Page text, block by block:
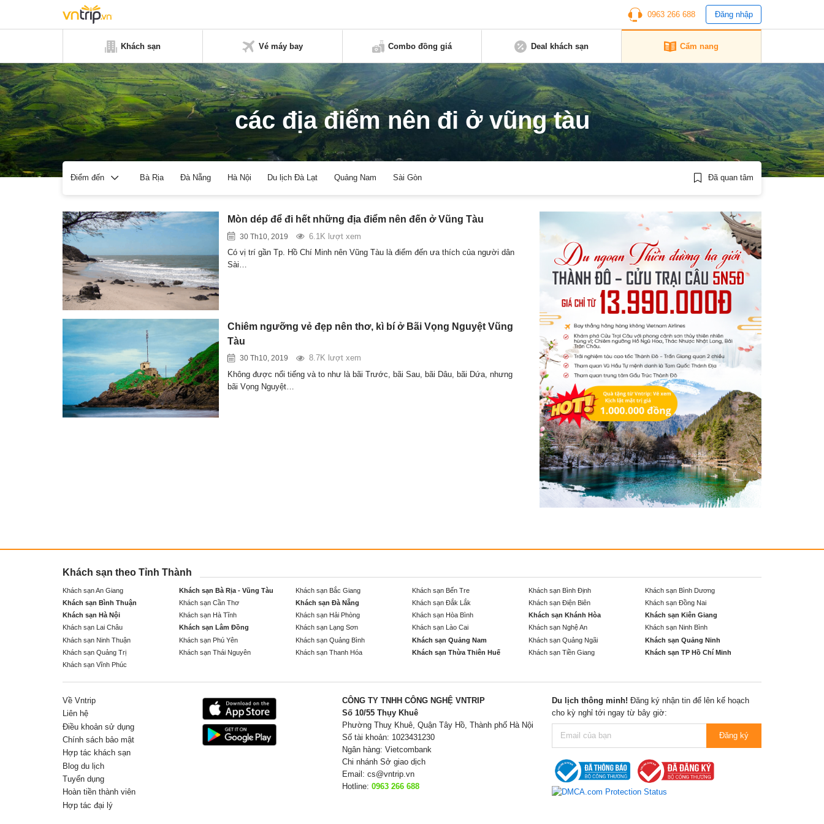
0963 266 688 Đăng nhập
Khách sạn Vé máy bay Combo đồng giá Deal khách sạn Cẩm nang
các địa điểm nên đi ở vũng tàu
Điểm đến Bà Rịa Đà Nẵng Hà Nội Du lịch Đà Lạt Quảng Nam Sài Gòn Đã quan tâm
Mòn dép để đi hết những địa điểm nên đến ở Vũng Tàu
30 Th10, 2019
6.1K lượt xem
Có vị trí gần Tp. Hồ Chí Minh nên Vũng Tàu là điểm đến ưa thích của người dân
Sài…
Chiêm ngưỡng vẻ đẹp nên thơ, kì bí ở Bãi Vọng Nguyệt Vũng
Tàu
30 Th10, 2019
8.7K lượt xem
Không được nổi tiếng và to như là bãi Trước, bãi Sau, bãi Dâu, bãi Dứa, nhưng
bãi Vọng Nguyệt…
Khách sạn theo Tỉnh Thành
Khách sạn An Giang Khách sạn Bà Rịa - Vũng Tàu Khách sạn Bắc Giang Khách sạn Bến Tre Khách sạn Bình Định
Khách sạn Bình Dương
Khách sạn Bình Thuận
Khách sạn Cần Thơ Khách sạn Đà Nẵng Khách sạn Đắk Lắk Khách sạn Điện Biên
Khách sạn Đồng Nai
Khách sạn Hà Nội
Khách sạn Hà Tĩnh Khách sạn Hải Phòng Khách sạn Hòa Bình Khách sạn Khánh Hòa
Khách sạn Kiên Giang
Khách sạn Lai Châu
Khách sạn Lâm Đồng Khách sạn Lạng Sơn Khách sạn Lào Cai Khách sạn Nghệ An
Khách sạn Ninh Bình
Khách sạn Ninh Thuận
Khách sạn Phú Yên Khách sạn Quảng Bình Khách sạn Quảng Nam Khách sạn Quảng Ngãi
Khách sạn Quảng Ninh
Khách sạn Quảng Trị
Khách sạn Thái Nguyên Khách sạn Thanh Hóa Khách sạn Thừa Thiên Huế Khách sạn Tiền Giang
Khách sạn TP Hồ Chí Minh
Khách sạn Vĩnh Phúc
Về Vntrip
Liên hệ
Điều khoản sử dụng
Chính sách bảo mật
Hợp tác khách sạn
Blog du lịch
Tuyển dụng
Hoàn tiền thành viên
Hợp tác đại lý
CÔNG TY TNHH CÔNG NGHỆ VNTRIP
Số 10/55 Thụy Khuê
Phường Thuỵ Khuê, Quận Tây Hồ, Thành phố Hà Nội
Số tài khoản: 1023431230
Ngân hàng: Vietcombank
Chi nhánh Sở giao dịch
Email: cs@vntrip.vn
Hotline: 0963 266 688
Du lịch thông minh! Đăng ký nhận tin để lên kế hoạch
cho kỳ nghỉ tới ngay từ bây giờ:
Đăng ký